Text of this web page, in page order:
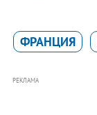
ФРАНЦИЯ
РЕКЛАМА